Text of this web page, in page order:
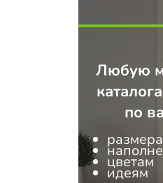
Любую
по
цветам
идеям